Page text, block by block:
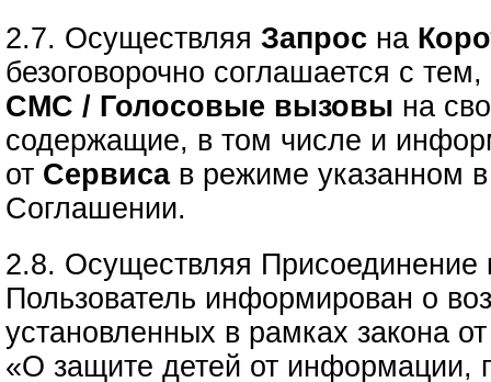
2.7. ОсуществляяЗапрос на
безоговорочно соглашается с
СМС / Голосовые вызовы на
содержащие, в том числе и
от Сервиса в режиме указанном
Соглашении.
2.8. Осуществляя Присоединение
Пользователь информирован о
установленных в рамках закона
«О защите детей от информации,